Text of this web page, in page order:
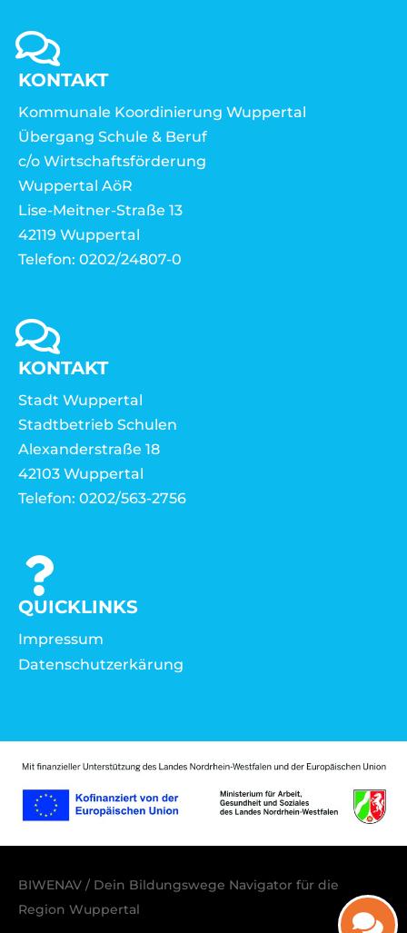
KONTAKT
Kommunale Koordinierung Wuppertal
Übergang Schule & Beruf
c/o Wirtschaftsförderung
Wuppertal AöR
Lise-Meitner-Straße 13
42119 Wuppertal
Telefon: 0202/24807-0
KONTAKT
Stadt Wuppertal
Stadtbetrieb Schulen
Alexanderstraße 18
42103 Wuppertal
Telefon: 0202/563-2756
QUICKLINKS
Impressum
Datenschutzerkärung
BIWENAV / Dein Bildungswege Navigator für die
Region Wuppertal